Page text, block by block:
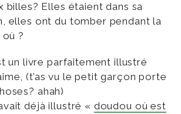
billes? Elles étaient dans sa
elles ont du tomber pendant la
?
un livre parfaitement illustré
(t’as vu le petit garçon porte
ahah)
déjà illustré « doudou où est